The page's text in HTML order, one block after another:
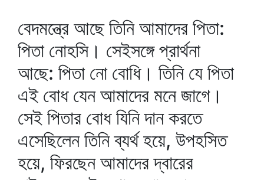
বেদমন্ত্রে আছে তিনি আমাদের পিতা:
পিতা নোহসি। সেইসঙ্গে প্রার্থনা
আছে: পিতা নো বোধি। তিনি যে পিতা
এই বোধ যেন আমাদের মনে জাগে।
সেই পিতার বোধ যিনি দান করতে
এসেছিলেন তিনি ব্যর্থ হয়ে, উপহসিত
হয়ে, ফিরছেন আমাদের দ্বারের